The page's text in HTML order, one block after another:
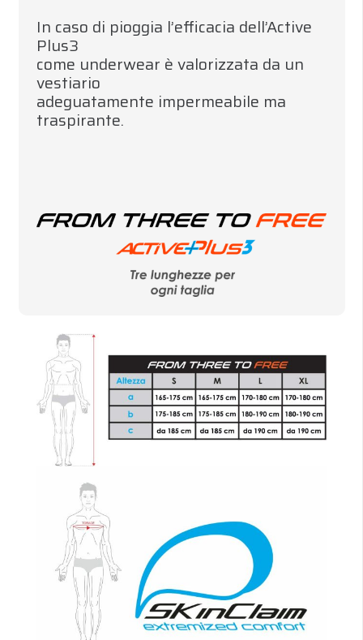
In caso di pioggia l’efficacia dell’Active
Plus3
come underwear è valorizzata da un
vestiario
adeguatamente impermeabile ma
traspirante.